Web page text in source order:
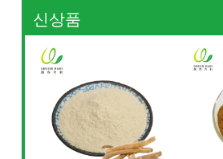
신상품